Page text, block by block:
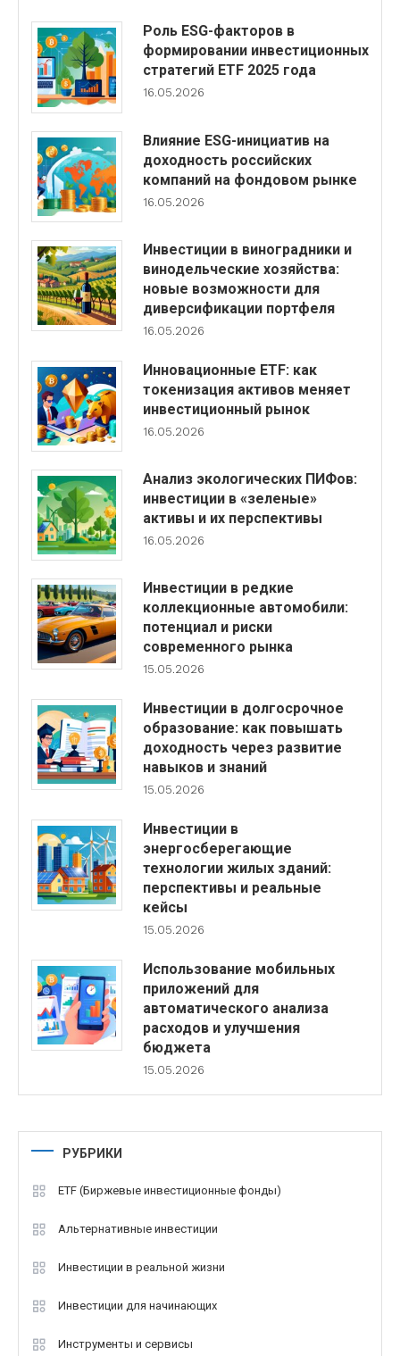
Роль ESG-факторов в
формировании инвестиционных
стратегий ETF 2025 года
16.05.2026
Влияние ESG-инициатив на
доходность российских
компаний на фондовом рынке
16.05.2026
Инвестиции в виноградники и
винодельческие хозяйства:
новые возможности для
диверсификации портфеля
16.05.2026
Инновационные ETF: как
токенизация активов меняет
инвестиционный рынок
16.05.2026
Анализ экологических ПИФов:
инвестиции в «зеленые»
активы и их перспективы
16.05.2026
Инвестиции в редкие
коллекционные автомобили:
потенциал и риски
современного рынка
15.05.2026
Инвестиции в долгосрочное
образование: как повышать
доходность через развитие
навыков и знаний
15.05.2026
Инвестиции в
энергосберегающие
технологии жилых зданий:
перспективы и реальные
кейсы
15.05.2026
Использование мобильных
приложений для
автоматического анализа
расходов и улучшения
бюджета
15.05.2026
РУБРИКИ
ETF (Биржевые инвестиционные фонды)
Альтернативные инвестиции
Инвестиции в реальной жизни
Инвестиции для начинающих
Инструменты и сервисы